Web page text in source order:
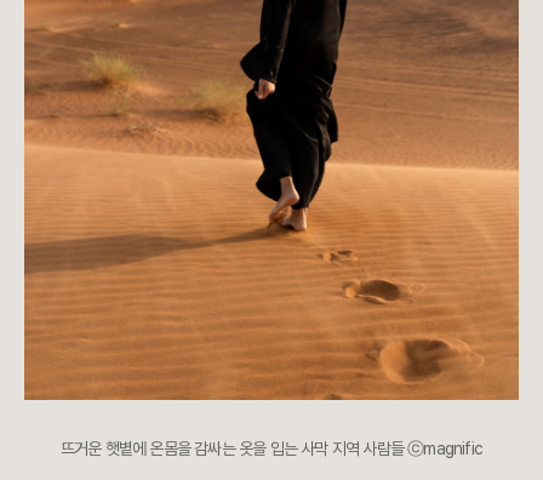
뜨거운 햇볕에 온몸을 감싸는 옷을 입는 사막 지역 사람들 ⓒmagnific